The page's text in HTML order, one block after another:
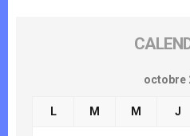
octobre
L M M J